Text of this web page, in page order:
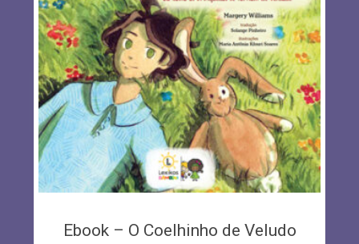
Ebook – O Coelhinho de Veludo